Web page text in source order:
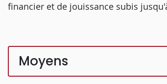
financier et de jouissance subis
Moyens